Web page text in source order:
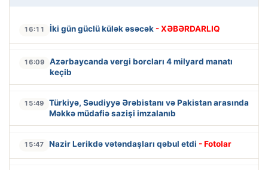
16:11 İki gün güclü külək əsəcək - XƏBƏRDARLIQ
16:09
Azərbaycanda vergi borcları 4 milyard manatı
keçib
15:49
Türkiyə, Səudiyyə Ərəbistanı və Pakistan arasında
Məkkə müdafiə sazişi imzalanıb
15:47 Nazir Lerikdə vətəndaşları qəbul etdi - Fotolar